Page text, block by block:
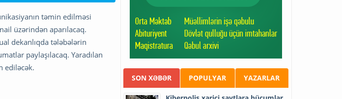
təmin edilməsi
üzərindən aparılacaq.
dekanlıqda tələbələrin
paylaşılacaq. Yaradılan
ediləcək.
SON XƏBƏR POPULYAR YAZARLAR